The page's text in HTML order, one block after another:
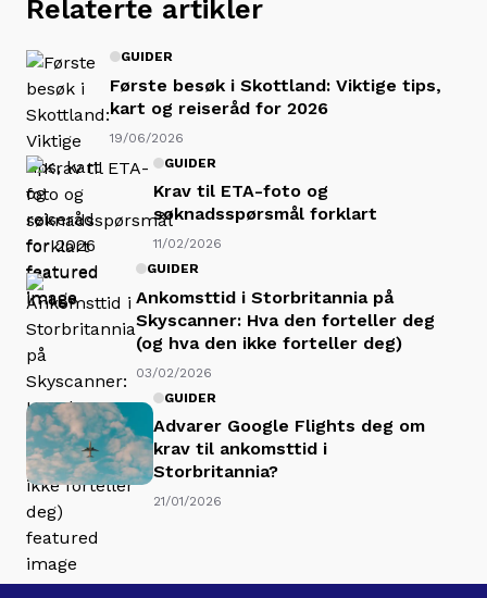
Relaterte artikler
GUIDER
Første besøk i Skottland: Viktige tips,
kart og reiseråd for 2026
19/06/2026
GUIDER
Krav til ETA-foto og
søknadsspørsmål forklart
11/02/2026
GUIDER
Ankomsttid i Storbritannia på
Skyscanner: Hva den forteller deg
(og hva den ikke forteller deg)
03/02/2026
GUIDER
Advarer Google Flights deg om
krav til ankomsttid i
Storbritannia?
21/01/2026